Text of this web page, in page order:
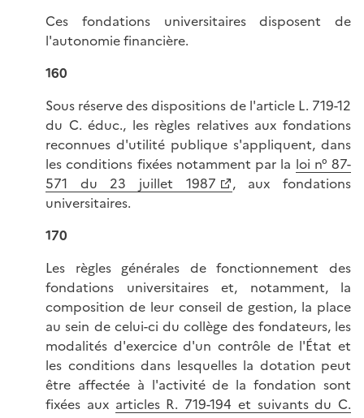
Ces fondations universitaires disposent de
l'autonomie financière.
160
Sous réserve des dispositions de l'article L. 719-12
du C. éduc., les règles relatives aux fondations
reconnues d'utilité publique s'appliquent, dans
les conditions fixées notamment par la loi n° 87-
571 du 23 juillet 1987
, aux fondations
universitaires.
170
Les règles générales de fonctionnement des
fondations universitaires et, notamment, la
composition de leur conseil de gestion, la place
au sein de celui-ci du collège des fondateurs, les
modalités d'exercice d'un contrôle de l'État et
les conditions dans lesquelles la dotation peut
être affectée à l'activité de la fondation sont
fixées aux articles R. 719-194 et suivants du C.